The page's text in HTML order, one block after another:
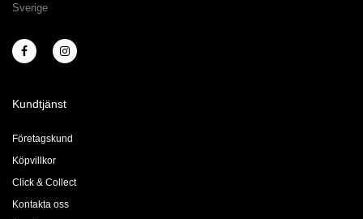
Sverige
Kundtjänst
Företagskund
Köpvillkor
Click & Collect
Kontakta oss